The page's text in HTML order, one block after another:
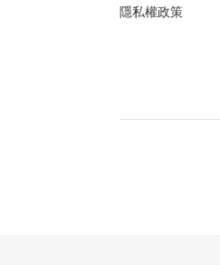
隱私權政策